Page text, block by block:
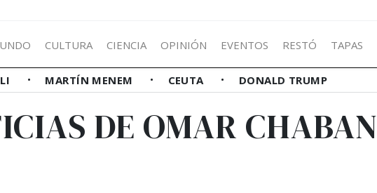
CULTURA CIENCIA OPINIÓN EVENTOS RESTÓ TAPAS
MARTÍN MENEM CEUTA DONALD TRUMP
DE OMAR CHABAN